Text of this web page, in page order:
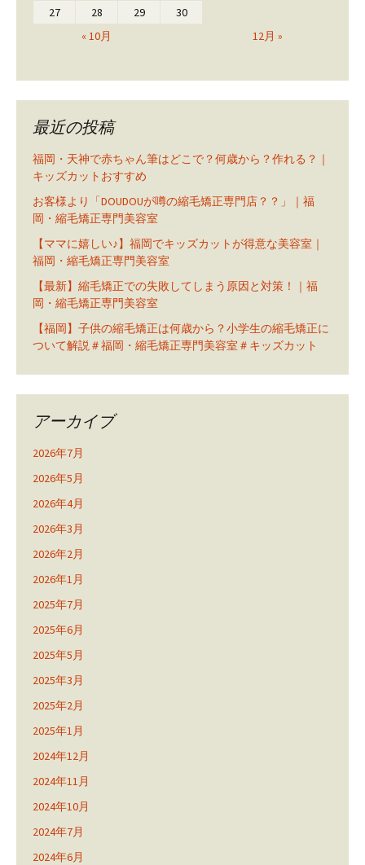
« 10月 12月 »
27 28 29 30
最近の投稿
福岡・天神で赤ちゃん筆はどこで？何歳から？作れる？｜
キッズカットおすすめ
お客様より「DOUDOUが噂の縮毛矯正専門店？？」｜福
岡・縮毛矯正専門美容室
【ママに嬉しい♪】福岡でキッズカットが得意な美容室｜
福岡・縮毛矯正専門美容室
【最新】縮毛矯正での失敗してしまう原因と対策！｜福
岡・縮毛矯正専門美容室
【福岡】子供の縮毛矯正は何歳から？小学生の縮毛矯正に
ついて解説＃福岡・縮毛矯正専門美容室＃キッズカット
アーカイブ
2026年7月
2026年5月
2026年4月
2026年3月
2026年2月
2026年1月
2025年7月
2025年6月
2025年5月
2025年3月
2025年2月
2025年1月
2024年12月
2024年11月
2024年10月
2024年7月
2024年6月